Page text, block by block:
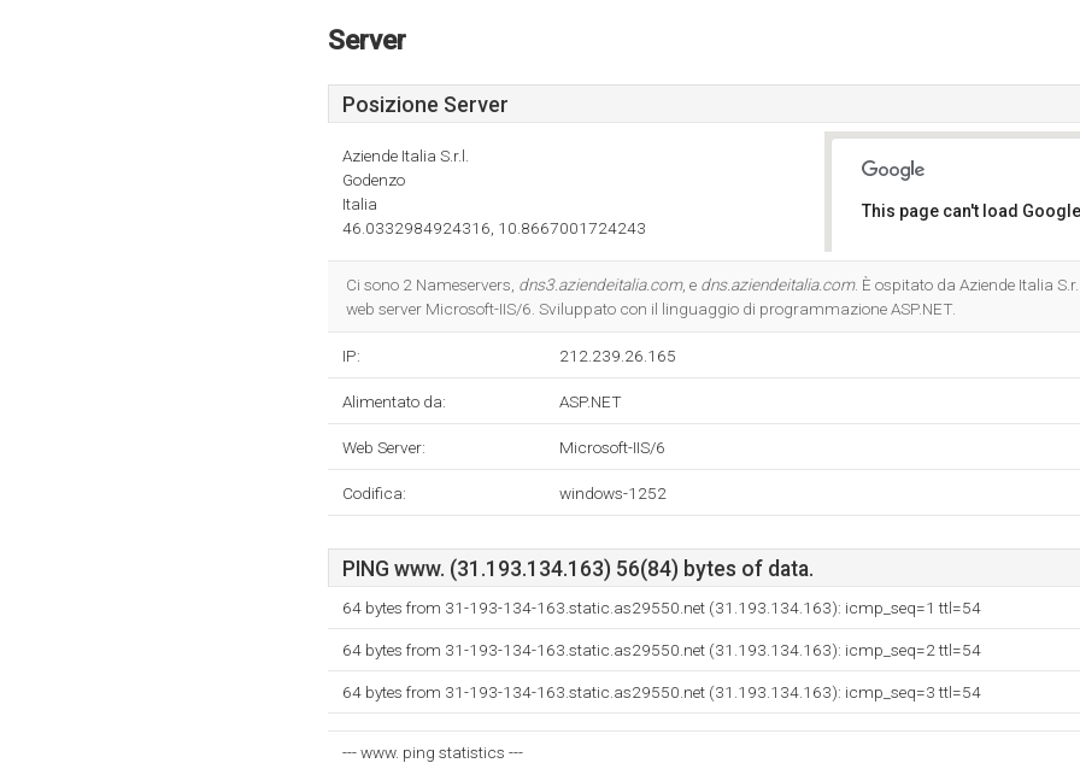
Server
Posizione Server
Aziende Italia S.r.l.
Godenzo
Italia
46.0332984924316, 10.8667001724243
This page can't load
Ci sono 2 Nameservers, dns3.aziendeitalia.com, e dns.aziendeitalia.com. È ospitato da Aziende Italia
web server Microsoft-IIS/6. Sviluppato con il linguaggio di programmazione ASP.NET.
IP: 212.239.26.165
Alimentato da: ASP.NET
Web Server: Microsoft-IIS/6
Codifica: windows-1252
PING www. (31.193.134.163) 56(84) bytes of data.
64 bytes from 31-193-134-163.static.as29550.net (31.193.134.163): icmp_seq=1 ttl=54
64 bytes from 31-193-134-163.static.as29550.net (31.193.134.163): icmp_seq=2 ttl=54
64 bytes from 31-193-134-163.static.as29550.net (31.193.134.163): icmp_seq=3 ttl=54
--- www. ping statistics ---